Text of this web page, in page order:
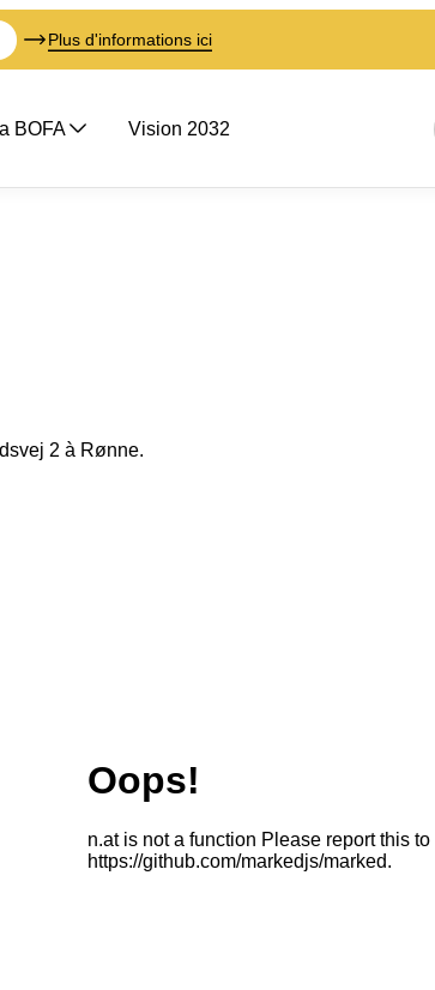
Plus d'informations ici
BOFA Vision 2032
2 à Rønne.